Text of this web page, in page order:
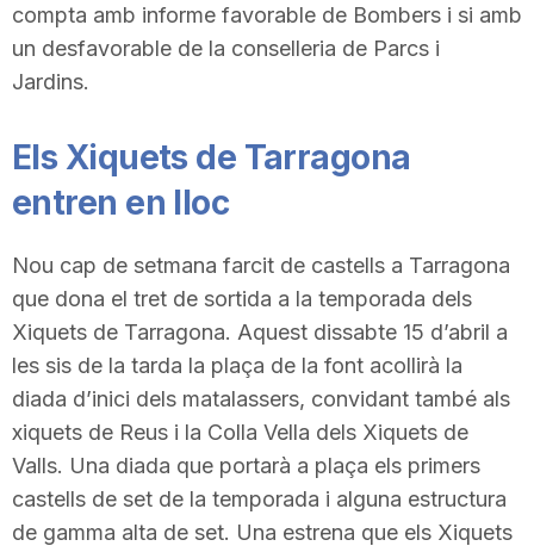
compta amb informe favorable de Bombers i si amb
un desfavorable de la conselleria de Parcs i
Jardins.
Els Xiquets de Tarragona
entren en lloc
Nou cap de setmana farcit de castells a Tarragona
que dona el tret de sortida a la temporada dels
Xiquets de Tarragona. Aquest dissabte 15 d’abril a
les sis de la tarda la plaça de la font acollirà la
diada d’inici dels matalassers, convidant també als
xiquets de Reus i la Colla Vella dels Xiquets de
Valls. Una diada que portarà a plaça els primers
castells de set de la temporada i alguna estructura
de gamma alta de set. Una estrena que els Xiquets